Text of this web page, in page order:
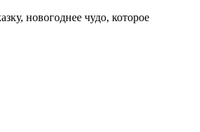
новогоднее чудо, которое